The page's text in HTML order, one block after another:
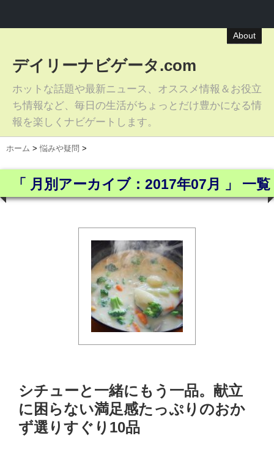
About
デイリーナビゲータ.com
ホットな話題や最新ニュース、オススメ情報＆お役立
ち情報など、毎日の生活がちょっとだけ豊かになる情
報を楽しくナビゲートします。
ホーム > 悩みや疑問 >
「 月別アーカイブ：2017年07月 」 一覧
シチューと一緒にもう一品。献立
に困らない満足感たっぷりのおか
ず選りすぐり10品